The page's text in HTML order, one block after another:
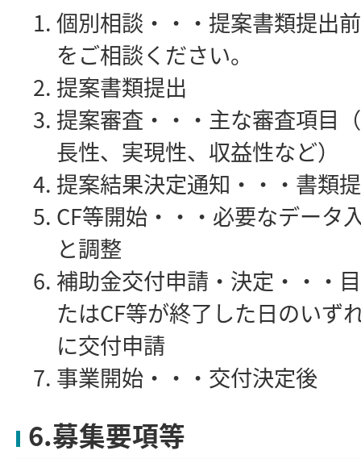
個別相談・・・提案書類提出
をご相談ください。
提案書類提出
提案審査・・・主な審査項目
長性、実現性、収益性など）
提案結果決定通知・・・書類
CF等開始・・・必要なデータ
と調整
補助金交付申請・決定・・・
たはCF等が終了した日のいず
に交付申請
事業開始・・・交付決定後
6.募集要項等